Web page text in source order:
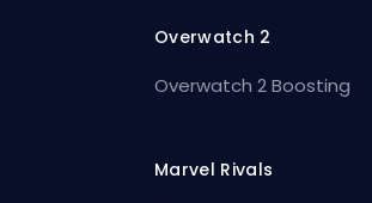
Overwatch 2
Overwatch 2 Boosting
Marvel Rivals